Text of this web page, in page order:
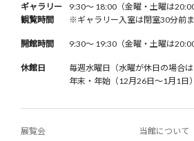
ギャラリー
観覧時間
9:30〜 18:00（金曜・土曜は20:00
※ギャラリー入室は閉室30分前
開館時間 9:30〜 19:30（金曜・土曜は20:00
休館日
毎週水曜日（水曜が休日の場合は
年末・年始（12月26日〜1月1日）
展覧会
当館について